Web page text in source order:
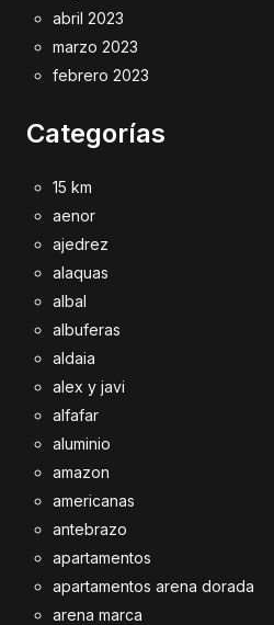
abril 2023
marzo 2023
febrero 2023
Categorías
15 km
aenor
ajedrez
alaquas
albal
albuferas
aldaia
alex y javi
alfafar
aluminio
amazon
americanas
antebrazo
apartamentos
apartamentos arena dorada
arena marca